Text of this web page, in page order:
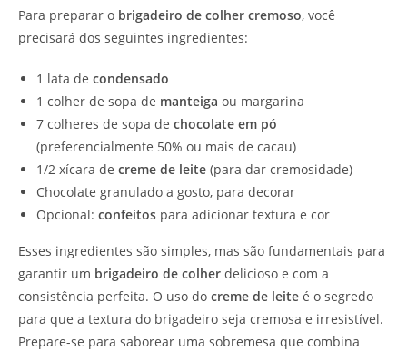
Para preparar o brigadeiro de colher cremoso, você
precisará dos seguintes ingredientes:
1 lata de condensado
1 colher de sopa de manteiga ou margarina
7 colheres de sopa de chocolate em pó
(preferencialmente 50% ou mais de cacau)
1/2 xícara de creme de leite (para dar cremosidade)
Chocolate granulado a gosto, para decorar
Opcional: confeitos para adicionar textura e cor
Esses ingredientes são simples, mas são fundamentais para
garantir um brigadeiro de colher delicioso e com a
consistência perfeita. O uso do creme de leite é o segredo
para que a textura do brigadeiro seja cremosa e irresistível.
Prepare-se para saborear uma sobremesa que combina